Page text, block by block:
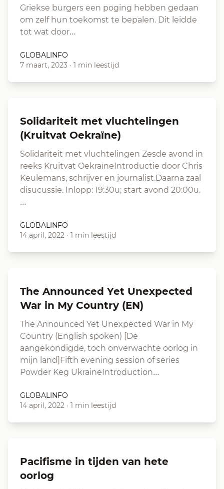
Griekse burgers een poging hebben gedaan
om zelf hun toekomst te bepalen. Dit leidde
tot wat door…
GLOBALINFO
7 maart, 2023 · 1 min leestijd
Solidariteit met vluchtelingen
(Kruitvat Oekraïne)
Solidariteit met vluchtelingen Zesde avond in
reeks Kruitvat OekraïneIntroductie door Chris
Keulemans, schrijver en journalist.Daarna zaal
disucussie. Inlopp: 19:30u; start avond 20:00u.
…
GLOBALINFO
14 april, 2022 · 1 min leestijd
The Announced Yet Unexpected
War in My Country (EN)
The Announced Yet Unexpected War in My
Country (English spoken) [De
aangekondigde, toch onverwachte oorlog in
mijn land]Fifth evening session of series
Powder Keg UkraineIntroduction…
GLOBALINFO
14 april, 2022 · 1 min leestijd
Pacifisme in tijden van hete
oorlog